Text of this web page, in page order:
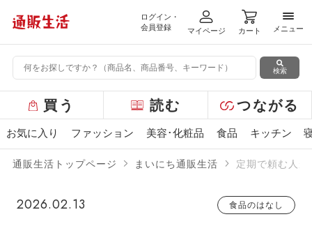
ログイン・
会員登録
マイページ カート
メ
メニュー
検索
ー
バ
買う 読む つながる
お気に入り ファッション 美容･化粧品 食品 キッチン
通販生活トップページ まいにち通販生活 定期で頼む人
2026.02.13 食品のはなし